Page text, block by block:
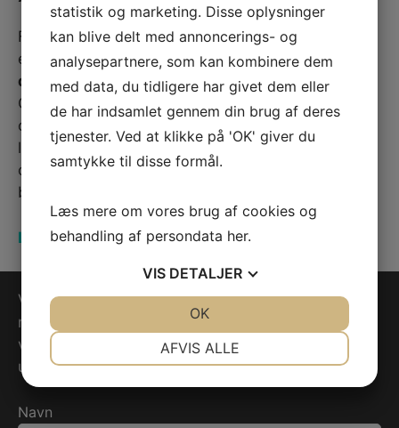
For landbrug, skovbrug, anlægsgartnere og andre
erhverv erleasing af UTV eller de store ATV
quadsen ideel løsning. Vores Can-Am Traxter og
Outlander modeller er bygget til at klare tunge
opgaver og krævende terræn. Med en
leasingaftale sikrer du, at du altid har driftssikkert
og moderne udstyr til rådighed, uden at det
belaster virksomhedens likviditet.
Læs mere
Vi står altid klar med rådgivning omkring valg af
maskiner kontakt os på telefon 70 200 600 eller
via nedenstående formular og hør mere om vores
udvalg
Navn
statistik og marketing. Disse oplysninger
kan blive delt med annoncerings- og
analysepartnere, som kan kombinere dem
med data, du tidligere har givet dem eller
de har indsamlet gennem din brug af deres
tjenester. Ved at klikke på 'OK' giver du
samtykke til disse formål.
Læs mere om vores brug af cookies og
behandling af persondata her.
VIS DETALJER
AFVIS ALLE
OK